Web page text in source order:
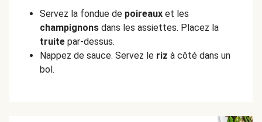
Servez la fondue de poireaux et les
champignons dans les assiettes. Placez la
truite par-dessus.
Nappez de sauce. Servez le riz à côté dans un
bol.